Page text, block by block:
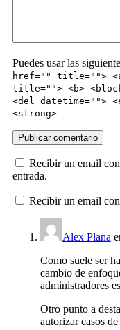
Puedes usar las
href="" title="">
title=""> <b>
<del datetime="">
<strong>
Recibir un email
entrada.
Recibir un email
Alex Plana
Como suele ser
cambio de
administradores
Otro punto a
autorizar casos